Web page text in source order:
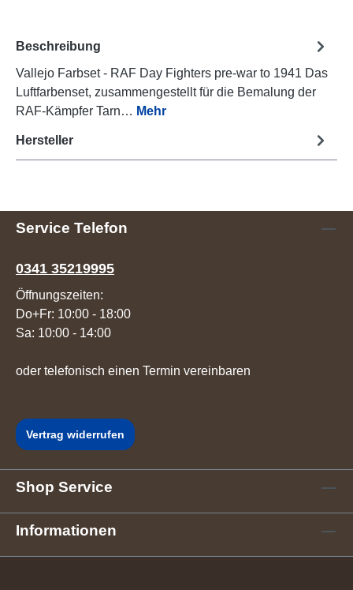
Beschreibung
Vallejo Farbset - RAF Day Fighters pre-war to 1941 Das
Luftfarbenset, zusammengestellt für die Bemalung der
RAF-Kämpfer Tarn… Mehr
Hersteller
Service Telefon
0341 35219995
Öffnungszeiten:
Do+Fr: 10:00 - 18:00
Sa: 10:00 - 14:00
oder telefonisch einen Termin vereinbaren
Vertrag widerrufen
Shop Service
Informationen